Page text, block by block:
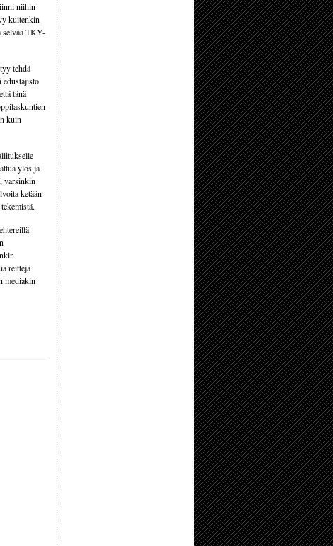
niihin
kuitenkin
selvää TKY-
tehdä
edustajisto
tänä
kuin
ylös ja
varsinkin
ketään
reittejä
mediakin